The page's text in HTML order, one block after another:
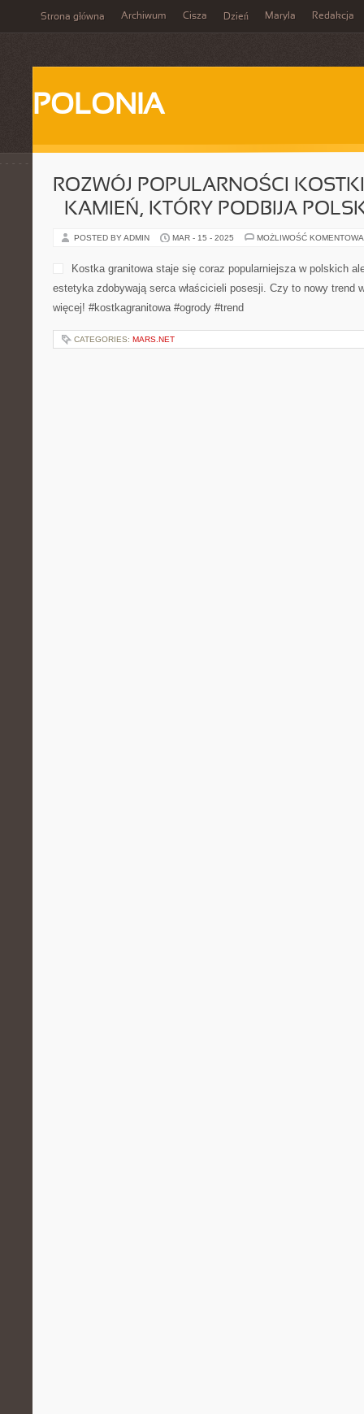
Strona główna Archiwum Cisza Dzień Maryla Redakcja
POLONIA
ROZWÓJ POPULARNOŚCI
– KAMIEŃ, KTÓRY PODBIJA
POSTED BY ADMIN MAR - 15 - 2025 MOŻLIWOŚĆ
Kostka granitowa staje się coraz popularniejsza w polskich
estetyka zdobywają serca właścicieli posesji. Czy to nowy trend
więcej! #kostkagranitowa #ogrody #trend
CATEGORIES: MARS.NET